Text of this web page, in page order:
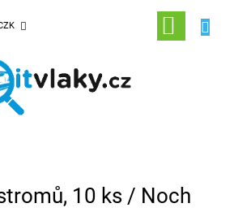
NÁKUPNÍ
KOŠÍK
10 ks / Noch